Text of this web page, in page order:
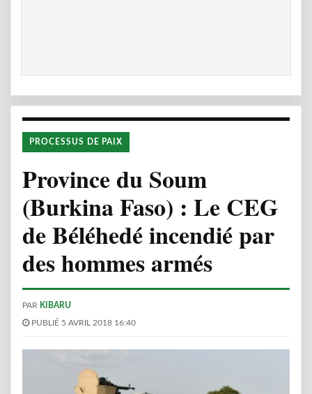
PROCESSUS DE PAIX
Province du Soum
(Burkina Faso) : Le CEG
de Béléhedé incendié par
des hommes armés
PAR KIBARU
PUBLIÉ 5 AVRIL 2018 16:40